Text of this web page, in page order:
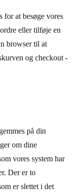
for at besøge vores
eller tilføje en
browser til at
og checkout -
på din
om dine
vores system har
Der er to
er slettet i det